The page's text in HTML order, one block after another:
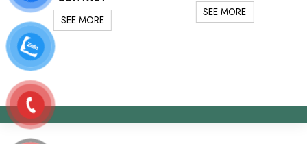
SEE MORE
SEE MORE